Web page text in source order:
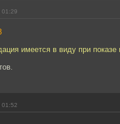
01:29
имеется в виду при
01:52